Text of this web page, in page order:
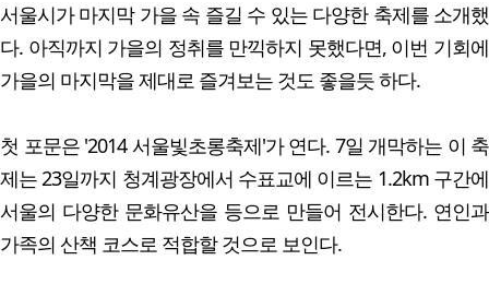
서울시가 마지막 가을 속 즐길 수 있는 다양한 축제를 소개했
다. 아직까지 가을의 정취를 만끽하지 못했다면, 이번 기회에
가을의 마지막을 제대로 즐겨보는 것도 좋을듯 하다.
첫 포문은 '2014 서울빛초롱축제'가 연다. 7일 개막하는 이 축
제는 23일까지 청계광장에서 수표교에 이르는 1.2km 구간에
서울의 다양한 문화유산을 등으로 만들어 전시한다. 연인과
가족의 산책 코스로 적합할 것으로 보인다.